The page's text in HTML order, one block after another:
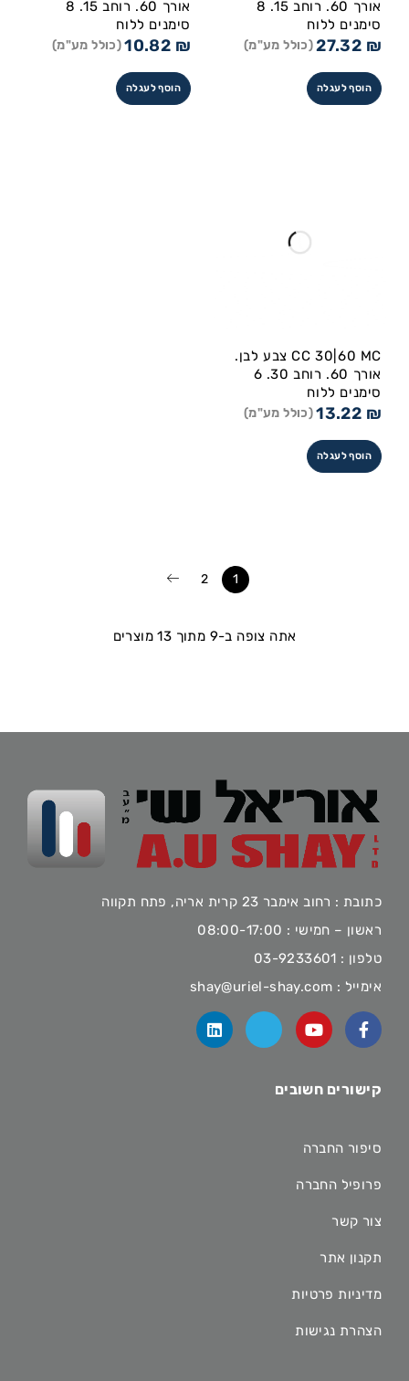
אורך 60. רוחב 15. 8
סימנים ללוח
27.32 ₪ (כולל מע"מ)
הוסף לעגלה
אורך 60. רוחב 15. 8
סימנים ללוח
10.82 ₪ (כולל מע"מ)
הוסף לעגלה
CC 30|60 MC צבע לבן.
אורך 60. רוחב 30. 6
סימנים ללוח
13.22 ₪ (כולל מע"מ)
הוסף לעגלה
1
2
אתה צופה ב-9 מתוך 13 מוצרים
כתובת : רחוב אימבר 23 קרית אריה, פתח תקווה
ראשון – חמישי : 08:00-17:00
טלפון : 03-9233601
אימייל : shay@uriel-shay.com
קישורים חשובים
סיפור החברה
פרופיל החברה
צור קשר
תקנון אתר
מדיניות פרטיות
הצהרת נגישות